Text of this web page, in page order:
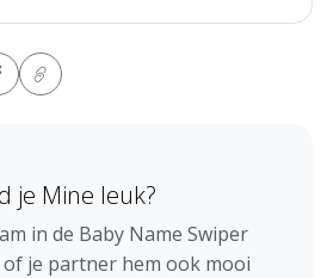
je Mine leuk?
in de Baby Name Swiper
je partner hem ook mooi